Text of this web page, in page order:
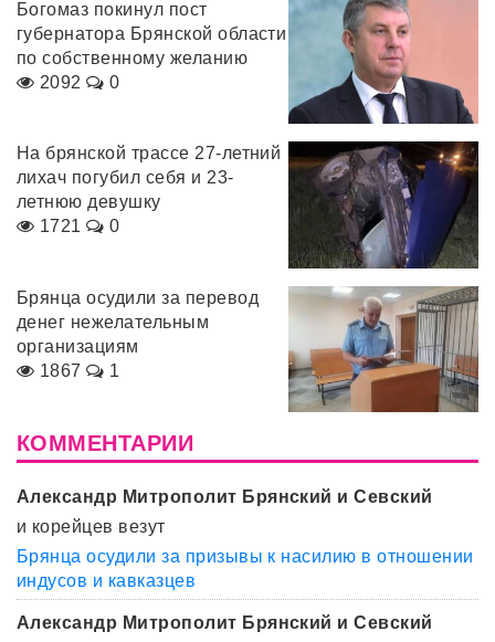
Богомаз покинул пост
губернатора Брянской области
по собственному желанию
2092
0
На брянской трассе 27-летний
лихач погубил себя и 23-
летнюю девушку
1721
0
Брянца осудили за перевод
денег нежелательным
организациям
1867
1
КОММЕНТАРИИ
Александр Митрополит Брянский и Севский
и корейцев везут
Брянца осудили за призывы к насилию в отношении
индусов и кавказцев
Александр Митрополит Брянский и Севский